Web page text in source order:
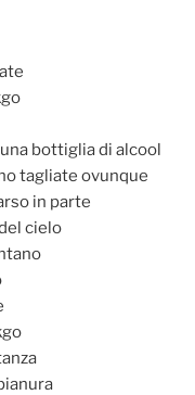
bottiglia di alcool
tagliate ovunque
in parte
cielo